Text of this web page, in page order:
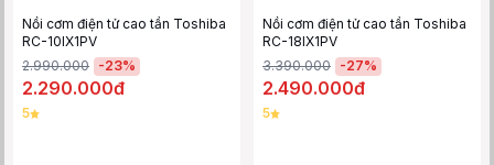
Nồi cơm điện tử cao tần Toshiba
RC-10IX1PV
2.990.000 -23%
2.290.000đ
5
Nồi cơm điện tử cao tần Toshiba
RC-18IX1PV
3.390.000 -27%
2.490.000đ
5